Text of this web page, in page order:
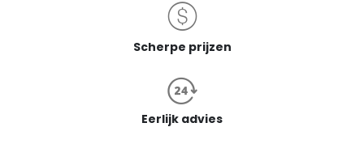
Scherpe prijzen
Eerlijk advies